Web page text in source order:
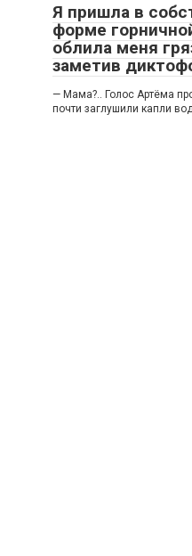
Я пришла в
форме
облила меня
заметив
— Мама?.. Голос Артёма
почти заглушили капли